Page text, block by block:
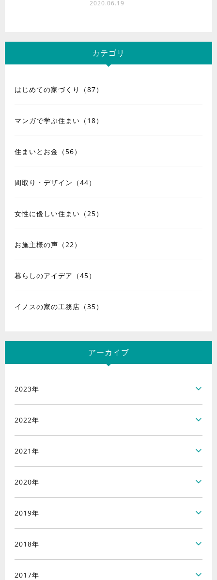
2020.06.19
カテゴリ
はじめての家づくり（87）
マンガで学ぶ住まい（18）
住まいとお金（56）
間取り・デザイン（44）
女性に優しい住まい（25）
お施主様の声（22）
暮らしのアイデア（45）
イノスの家の工務店（35）
アーカイブ
2023年
2022年
2021年
2020年
2019年
2018年
2017年